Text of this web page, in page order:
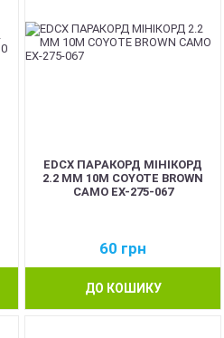
EDCX ПАРАКОРД МІНІКОРД
2.2 ММ 10М COYOTE BROWN
CAMO EX-275-067
60 грн
ДО КОШИКУ